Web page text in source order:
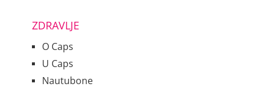
ZDRAVLJE
O Caps
U Caps
Nautubone